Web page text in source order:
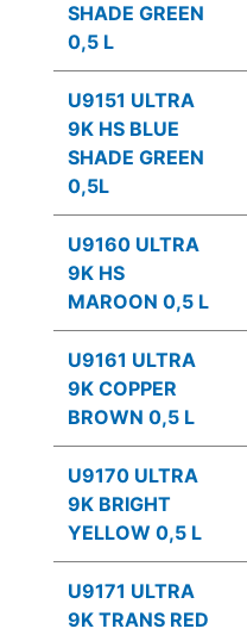
SHADE GREEN
0,5 L
U9151 ULTRA
9K HS BLUE
SHADE GREEN
0,5L
U9160 ULTRA
9K HS
MAROON 0,5 L
U9161 ULTRA
9K COPPER
BROWN 0,5 L
U9170 ULTRA
9K BRIGHT
YELLOW 0,5 L
U9171 ULTRA
9K TRANS RED